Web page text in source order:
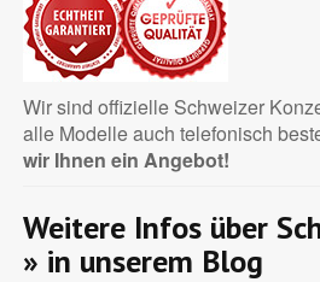
Wir sind offizielle Schweizer
alle Modelle auch telefonisch
wir Ihnen ein Angebot!
Weitere Infos über
» in unserem Blog